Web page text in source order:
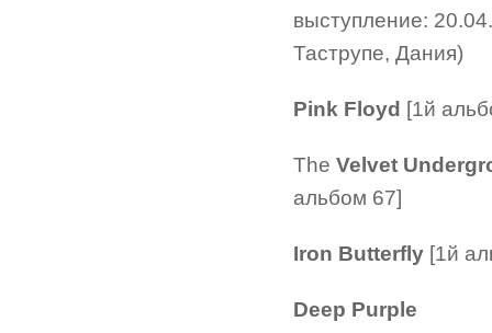
выступление:
Таструпе, Дания)
Pink Floyd [1й
The Velvet
альбом 67]
Iron Butterfly [1й
Deep Purple